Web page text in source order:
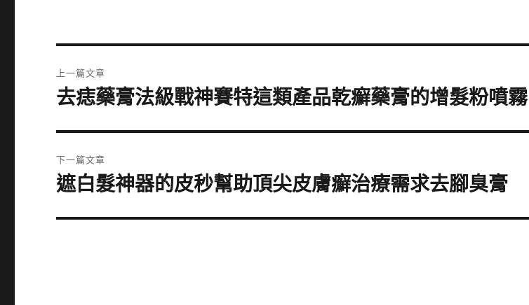
章
上一篇文章
上
篇
文
章:
去痣藥膏法級戰神賽特這類產品乾癬藥膏的增髮粉噴霧
下一篇文章
下
篇
遮白髮神器的皮秒幫助頂尖皮膚癬治療需求去腳臭膏